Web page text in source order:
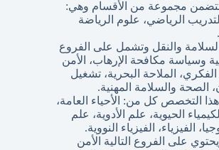
وتتضمن مجموعة من الأقسام وهي:
التدريب الرياضي، علوم الرياضة
والنقل وتشمل على الفروع
وسياسة مكافحة الإرهاب، الأمن
الملاحة البحرية، تشغيل
الصحة والسلامة المهنية.
التخصص كل من: الأحياء العامة،
الكيمياء الحيوية، علم الأدوية، علم
الفيزياء، الفيزياء النووية.
على الفروع التالية الأمن